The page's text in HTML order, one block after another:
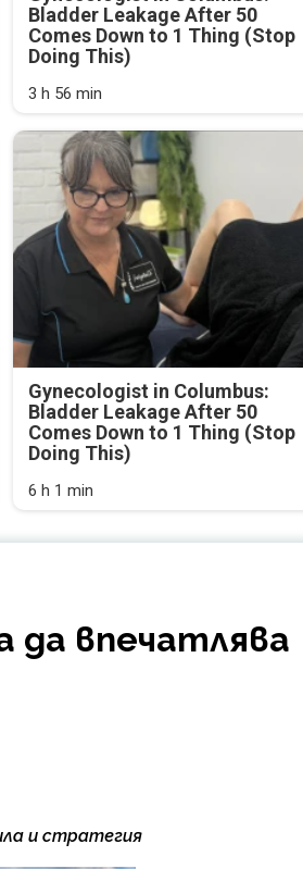
Bladder Leakage After 50
Comes Down to 1 Thing (Stop
Doing This)
3 h 56 min
Gynecologist in Columbus:
Bladder Leakage After 50
Comes Down to 1 Thing (Stop
Doing This)
6 h 1 min
да впечатлява
и стратегия